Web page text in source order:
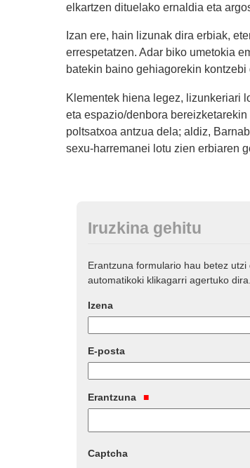
elkartzen dituelako ernaldia eta
Izan ere, hain lizunak dira erbiak,
errespetatzen. Adar biko umetokia
batekin baino gehiagorekin
Klementek hiena legez, lizunkeriari
eta espazio/denbora
poltsatxoa antzua dela; aldiz,
sexu-harremanei lotu zien erbiaren
Iruzkina gehitu
Erantzuna formulario hau betez
automatikoki klikagarri agertuko dira.
Izena
E-posta
Erantzuna
Captcha